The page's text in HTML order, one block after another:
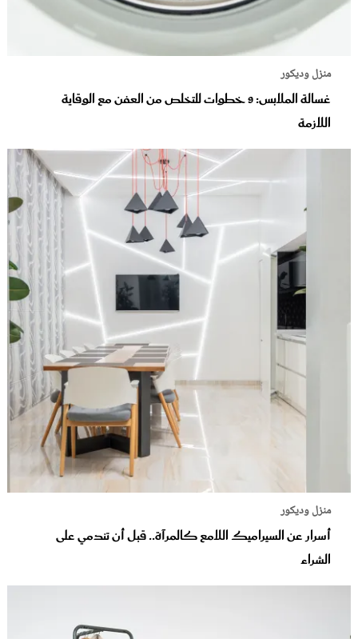
منزل وديكور
غسالة الملابس: 9 خطوات للتخلص من العفن مع الوقاية
اللازمة
منزل وديكور
أسرار عن السيراميك اللامع كالمرآة.. قبل أن تندمي على
الشراء